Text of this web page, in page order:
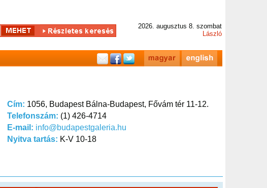
2026. augusztus 8. szombat
László
Cím: 1056, Budapest Bálna-Budapest, Fővám tér 11-12.
Telefonszám: (1) 426-4714
E-mail: info@budapestgaleria.hu
Nyitva tartás: K-V 10-18